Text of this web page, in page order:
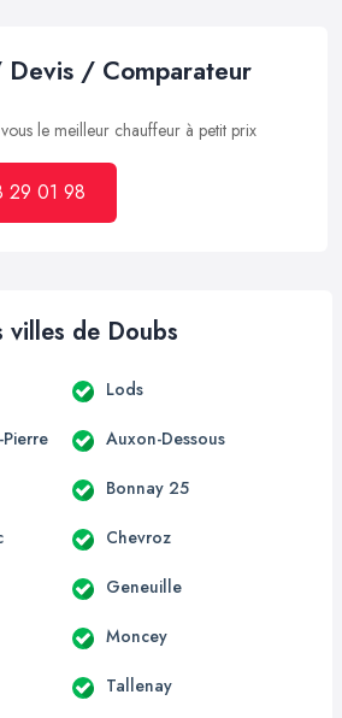
Devis / Comparateur
le meilleur chauffeur à petit prix
29 01 98
villes de Doubs
Lods
Auxon-Dessous
Bonnay 25
Chevroz
Geneuille
Moncey
Tallenay